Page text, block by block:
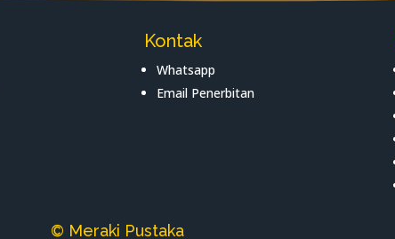
Kontak
Whatsapp
Email Penerbitan
© Meraki Pustaka